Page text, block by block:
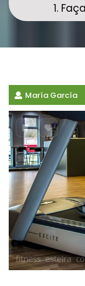
1.
María García